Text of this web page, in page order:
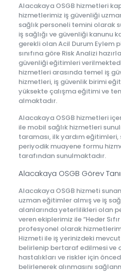
Alacakaya OSGB hizmetleri
hizmetlerimiz iş güvenliği
sağlık personeli temini olarak
iş sağlığı ve güvenliği kanunu
gerekli olan Acil Durum Eylem
sınıfına göre Risk Analizi
güvenliği eğitimleri
hizmetleri arasında temel iş
hizmetleri, iş güvenlik birimi
yüksekte çalışma eğitimi ve
almaktadır.
Alacakaya OSGB hizmetleri
ile mobil sağlık hizmetleri
taraması, ilk yardım eğitimleri,
periyodik muayene formu
tarafından sunulmaktadır.
Alacakaya OSGB Görev
Alacakaya OSGB hizmeti
uzman eğitimler almış ve iş
alanlarında yeterlilikleri olan
veren ekiplerimiz ile “Heder
profesyonel olarak
Hizmeti ile iş yerinizdeki
belirlenip bertaraf edilmesi ve
hastalıkları ve riskler için
belirlenerek alınmasını